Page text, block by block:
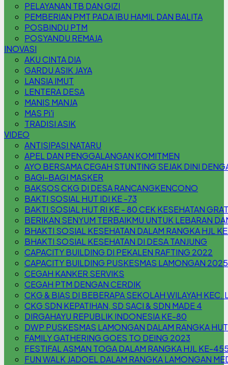
PELAYANAN TB DAN GIZI
PEMBERIAN PMT PADA IBU HAMIL DAN BALITA
POSBINDU PTM
POSYANDU REMAJA
INOVASI
AKU CINTA DIA
GARDU ASIK JAYA
LANSIA IMUT
LENTERA DESA
MANIS MANJA
MAS Pi'i
TRADISI ASIK
VIDEO
ANTISIPASI NATARU
APEL DAN PENGGALANGAN KOMITMEN
AYO BERSAMA CEGAH STUNTING SEJAK DINI
BAGI-BAGI MASKER
BAKSOS CKG DI DESA RANCANGKENCONO
BAKTI SOSIAL HUT IDI KE -73
BAKTI SOSIAL HUT RI KE - 80 CEK KESEHATAN
BERIKAN SENYUM TERBAIKMU UNTUK LEBARAN
BHAKTI SOSIAL KESEHATAN DALAM RANGKA HJL
BHAKTI SOSIAL KESEHATAN DI DESA TANJUNG
CAPACITY BUILDING DI PEKALEN RAFTING 2022
CAPACITY BUILDING PUSKESMAS LAMONGAN 2025
CEGAH KANKER SERVIKS
CEGAH PTM DENGAN CERDIK
CKG & BIAS DI BEBERAPA SEKOLAH WILAYAH KEC.
CKG SDN KEPATIHAN, SD SACI & SDN MADE 4
DIRGAHAYU REPUBLIK INDONESIA KE-80
DWP PUSKESMAS LAMONGAN DALAM RANGKA
FAMILY GATHERING GOES TO DEING 2023
FESTIFAL ASMAN TOGA DALAM RANGKA HJL KE-
FUN WALK JADOEL DALAM RANGKA LAMONGAN